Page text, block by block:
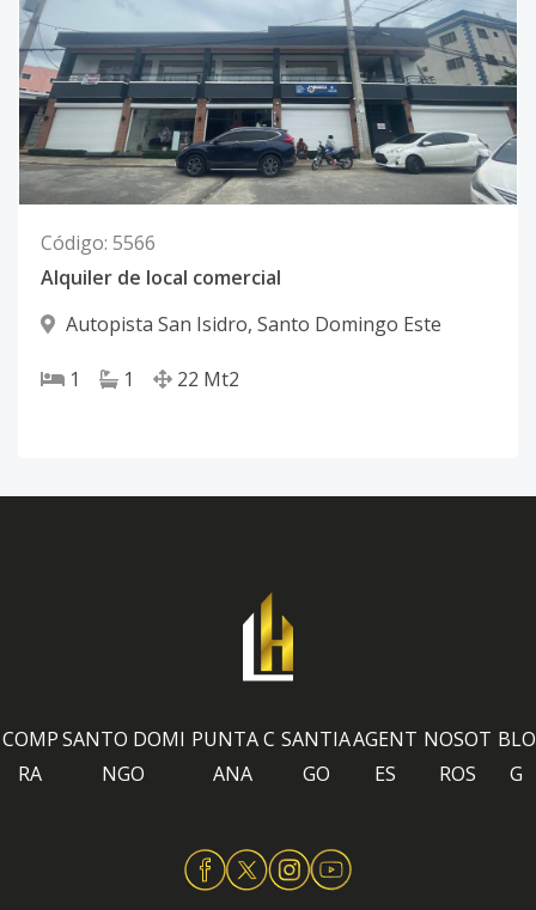
Código: 5566
Alquiler de local comercial
Autopista San Isidro, Santo Domingo Este
1 1 22 Mt2
COMP
RA
SANTO DOMI
NGO
PUNTA C
ANA
SANTIA
GO
AGENT
ES
NOSOT
ROS
BLO
G